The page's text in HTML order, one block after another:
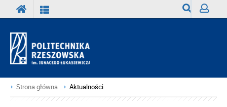
Strona główna Aktualności